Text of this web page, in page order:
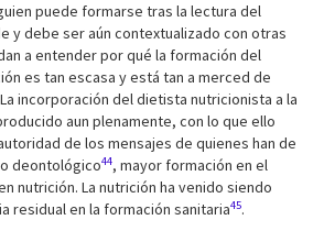
puede formarse tras la lectura del
y debe ser aún contextualizado con otras
a entender por qué la formación del
es tan escasa y está tan a merced de
incorporación del dietista nutricionista a la
aun plenamente, con lo que ello
de los mensajes de quienes han de
deontológico44, mayor formación en el
nutrición. La nutrición ha venido siendo
residual en la formación sanitaria45.